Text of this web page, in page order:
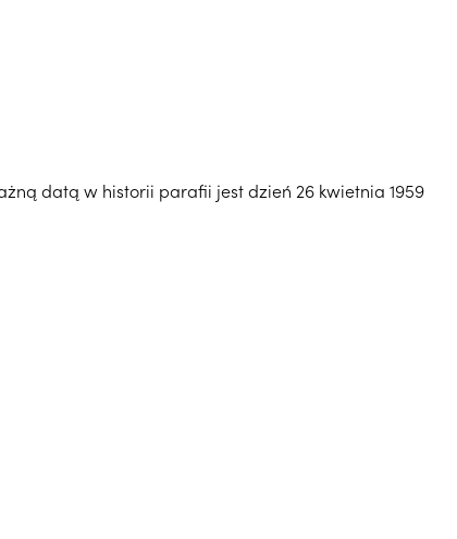
datą w historii parafii jest dzień 26 kwietnia 1959